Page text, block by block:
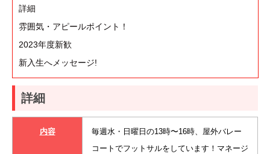
詳細
雰囲気・アピールポイント！
2023年度新歓
新入生へメッセージ!
詳細
内容
毎週水・日曜日の13時〜16時、屋外バレー
コートでフットサルをしています！マネージ